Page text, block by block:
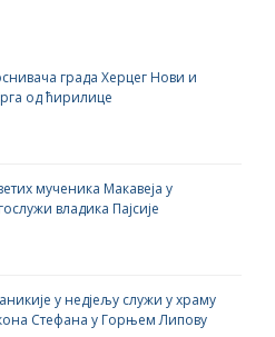
града Херцег Нови и
од ћирилице
мученика Макавеја у
владика Пајсије
у недјељу служи у храму
Стефана у Горњем Липову